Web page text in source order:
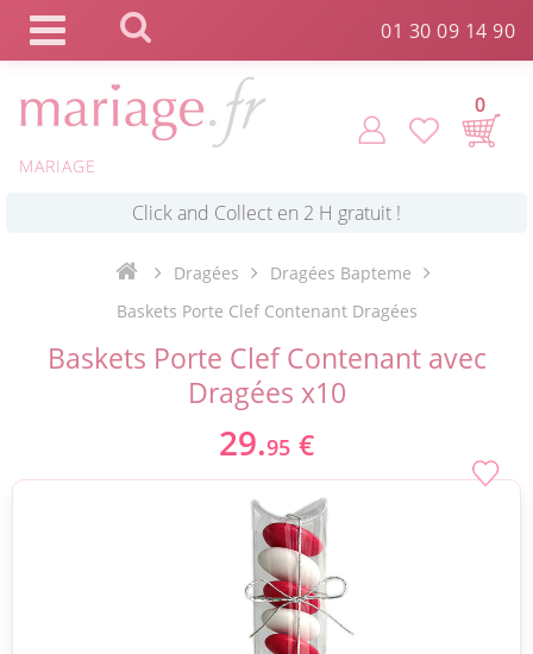
01 30 09 14 90
MARIAGE
0
Commande expédiée en 24h ! *
Livraison point relais gratuit dès 89 € ! *
Payez votre commande en 4X sans frais
Dragées
Dragées Bapteme
Baskets Porte Clef Contenant Dragées
Baskets Porte Clef Contenant avec
Dragées x10
29.95 €
Panneau de gestion des cookies